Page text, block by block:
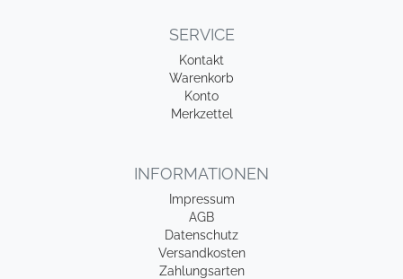
SERVICE
Kontakt
Warenkorb
Konto
Merkzettel
INFORMATIONEN
Impressum
AGB
Datenschutz
Versandkosten
Zahlungsarten